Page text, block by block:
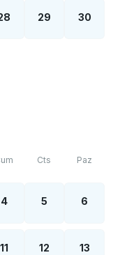
de
29 30
Cts Paz
4 5 6
11 12 13